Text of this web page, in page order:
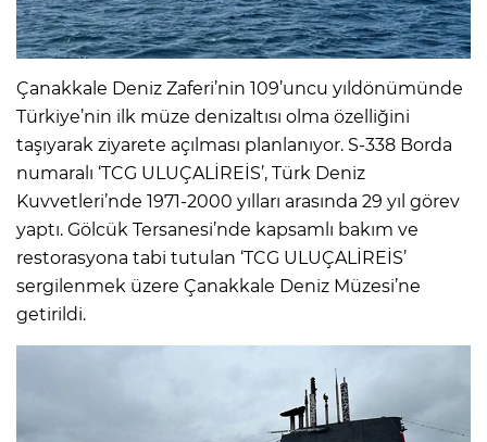
Çanakkale Deniz Zaferi’nin 109’uncu yıldönümünde
Türkiye’nin ilk müze denizaltısı olma özelliğini
taşıyarak ziyarete açılması planlanıyor. S-338 Borda
numaralı ‘TCG ULUÇALİREİS’, Türk Deniz
Kuvvetleri’nde 1971-2000 yılları arasında 29 yıl görev
yaptı. Gölcük Tersanesi’nde kapsamlı bakım ve
restorasyona tabi tutulan ‘TCG ULUÇALİREİS’
sergilenmek üzere Çanakkale Deniz Müzesi’ne
getirildi.